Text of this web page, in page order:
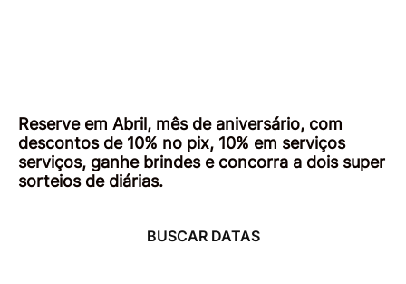
Reserve em Abril, mês de aniversário, com
descontos de 10% no pix, 10% em serviços
serviços, ganhe brindes e concorra a dois super
sorteios de diárias.
BUSCAR DATAS